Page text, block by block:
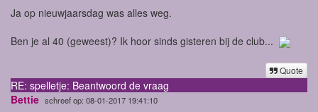
Ja op nieuwjaarsdag was alles weg.
Ben je al 40 (geweest)? Ik hoor sinds gisteren bij de club...
Quote
RE: spelletje: Beantwoord de vraag
Bettie schreef op: 08-01-2017 19:41:10